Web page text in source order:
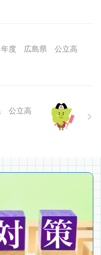
年度 広島県 公立高
公立高